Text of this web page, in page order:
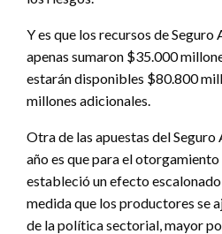
Y es que los recursos de
apenas sumaron $35.000
estarán disponibles $80.800
millones adicionales.
Otra de las apuestas del
año es que para el
estableció un efecto
medida que los productores se
de la política sectorial, mayor